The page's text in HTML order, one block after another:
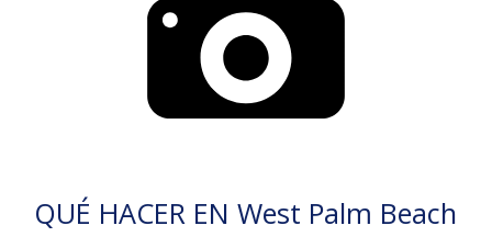
QUÉ HACER EN West Palm Beach